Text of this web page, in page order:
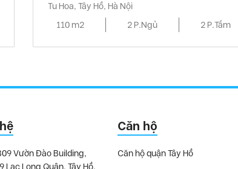
Tu Hoa, Tây Hồ, Hà Nội
110 m2
2 P.Ngủ 2 P.Tắm
Vườn Đào Building,
Lạc Long Quân, Tây Hồ,
Căn hộ
Căn hộ quận Tây Hồ